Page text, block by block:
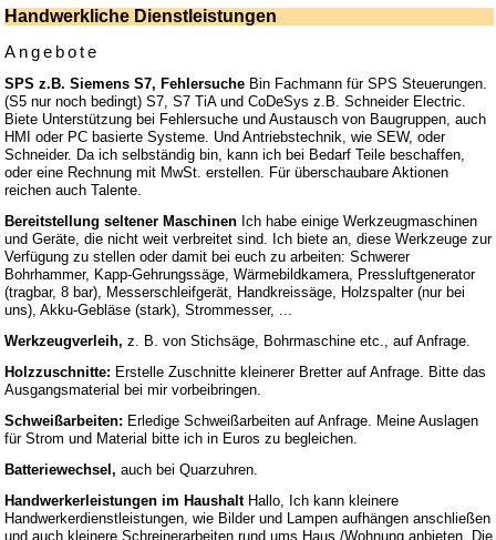
Handwerkliche Dienstleistungen
Angebote
SPS z.B. Siemens S7, Fehlersuche Bin Fachmann für SPS Steuerungen.
(S5 nur noch bedingt) S7, S7 TiA und CoDeSys z.B. Schneider Electric.
Biete Unterstützung bei Fehlersuche und Austausch von Baugruppen, auch
HMI oder PC basierte Systeme. Und Antriebstechnik, wie SEW, oder
Schneider. Da ich selbständig bin, kann ich bei Bedarf Teile beschaffen,
oder eine Rechnung mit MwSt. erstellen. Für überschaubare Aktionen
reichen auch Talente.
Bereitstellung seltener Maschinen Ich habe einige Werkzeugmaschinen
und Geräte, die nicht weit verbreitet sind. Ich biete an, diese Werkzeuge zur
Verfügung zu stellen oder damit bei euch zu arbeiten: Schwerer
Bohrhammer, Kapp-Gehrungssäge, Wärmebildkamera, Pressluftgenerator
(tragbar, 8 bar), Messerschleifgerät, Handkreissäge, Holzspalter (nur bei
uns), Akku-Gebläse (stark), Strommesser, ...
Werkzeugverleih, z. B. von Stichsäge, Bohrmaschine etc., auf Anfrage.
Holzzuschnitte: Erstelle Zuschnitte kleinerer Bretter auf Anfrage. Bitte das
Ausgangsmaterial bei mir vorbeibringen.
Schweißarbeiten: Erledige Schweißarbeiten auf Anfrage. Meine Auslagen
für Strom und Material bitte ich in Euros zu begleichen.
Batteriewechsel, auch bei Quarzuhren.
Handwerkerleistungen im HaushaltHallo, Ich kann kleinere
Handwerkerdienstleistungen, wie Bilder und Lampen aufhängen anschließen
und auch kleinere Schreinerarbeiten rund ums Haus /Wohnung anbieten. Die